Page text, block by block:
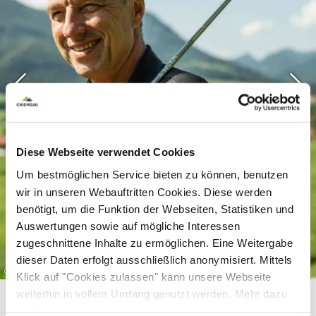
Diese Webseite verwendet Cookies
Um bestmöglichen Service bieten zu können, benutzen
wir in unseren Webauftritten Cookies. Diese werden
benötigt, um die Funktion der Webseiten, Statistiken und
Auswertungen sowie auf mögliche Interessen
zugeschnittene Inhalte zu ermöglichen. Eine Weitergabe
dieser Daten erfolgt ausschließlich anonymisiert. Mittels
Klick auf "Cookies zulassen" kann unsere Webseite
weiterhin in vollem Umfang genutzt werden. Mehr dazu
steht in unserer Datenschutzerklärung.
weiterentwickelt und verbessert wird, entspricht
dem Selbstverständnis des Clubs, gepaart mit
dem Willen zur steten Qualitätssteigerung.
©